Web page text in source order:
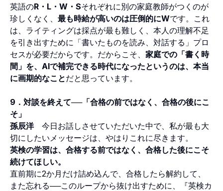
英語のR・L・W・Sそれぞれに別の家庭教師がつくのが
珍しくなく、 最も時給が高いのは圧倒的にWです。これ
は、ライティングは採点が最も難しく、本人の理解不足
を引き出すために「書いたものを読み、対話する」プロ
セスが必要だからです。だからこそ、 家庭での「書く時
間」を、AIで補完できる時代になったというのは、本当
に画期的なことだと思っています。
9．対談を終えて──「合格の前ではなく、合格の後にこ
そ」
孫辰洋今日お話しさせていただいた中で、私が最も大
切にしたいメッセージは、やはりこれに尽きます。
英検の学習は、合格する前ではなく、合格した後にこそ
続けてほしい。
直前期に2か月だけ詰め込んで、合格したら解約して、
また忘れる──このループから抜け出すために、『英検カ